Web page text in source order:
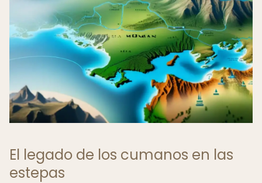
El legado de los cumanos en las
estepas